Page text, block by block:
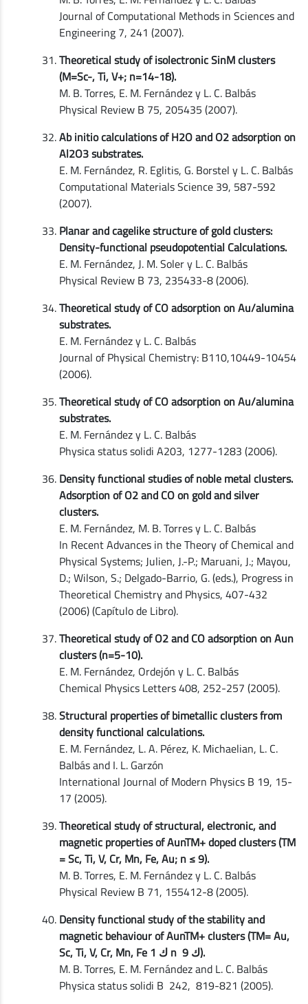
Journal of Computational Methods in Sciences and
Engineering 7, 241 (2007).
Theoretical study of isolectronic SinM clusters
(M=Sc-, Ti, V+; n=14-18).
M. B. Torres, E. M. Fernández y L. C. Balbás
Physical Review B 75, 205435 (2007).
Ab initio calculations of H2O and O2 adsorption on
Al2O3 substrates.
E. M. Fernández, R. Eglitis, G. Borstel y L. C. Balbás
Computational Materials Science 39, 587-592
(2007).
Planar and cagelike structure of gold clusters:
Density-functional pseudopotential Calculations.
E. M. Fernández, J. M. Soler y L. C. Balbás
Physical Review B 73, 235433-8 (2006).
Theoretical study of CO adsorption on Au/alumina
substrates.
E. M. Fernández y L. C. Balbás
Journal of Physical Chemistry: B110,10449-10454
(2006).
Theoretical study of CO adsorption on Au/alumina
substrates.
E. M. Fernández y L. C. Balbás
Physica status solidi A203, 1277-1283 (2006).
Density functional studies of noble metal clusters.
Adsorption of O2 and CO on gold and silver
clusters.
E. M. Fernández, M. B. Torres y L. C. Balbás
In Recent Advances in the Theory of Chemical and
Physical Systems; Julien, J.-P.; Maruani, J.; Mayou,
D.; Wilson, S.; Delgado-Barrio, G. (eds.), Progress in
Theoretical Chemistry and Physics, 407-432
(2006) (Capítulo de Libro).
Theoretical study of O2 and CO adsorption on Aun
clusters (n=5-10).
E. M. Fernández, Ordejón y L. C. Balbás
Chemical Physics Letters 408, 252-257 (2005).
Structural properties of bimetallic clusters from
density functional calculations.
E. M. Fernández, L. A. Pérez, K. Michaelian, L. C.
Balbás and I. L. Garzón
International Journal of Modern Physics B 19, 15-
17 (2005).
Theoretical study of structural, electronic, and
magnetic properties of AunTM+ doped clusters (TM
= Sc, Ti, V, Cr, Mn, Fe, Au; n ≤ 9).
M. B. Torres, E. M. Fernández y L. C. Balbás
Physical Review B 71, 155412-8 (2005).
Density functional study of the stability and
magnetic behaviour of AunTM+ clusters (TM= Au,
Sc, Ti, V, Cr, Mn, Fe 1 ك n ك 9).
M. B. Torres, E. M. Fernández and L. C. Balbás
Physica status solidi B 242, 819-821 (2005).